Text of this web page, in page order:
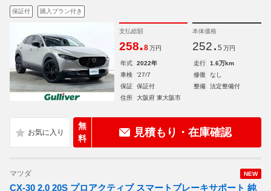
保証付 購入プラン付き
支払総額
258.8 万円
本体価格
252. 5 万円
年式 2022年 走行
1.6万km
車検
'27/7 修復
なし
保証
保証付 整備
法定整備付
住所
大阪府 東大阪市
無
料
見積もり・在庫確認
NEW
マツダ
CX-30 2.0 20S プロアクティブ スマートブレーキサポート 純